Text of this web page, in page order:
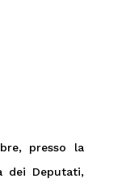
presso la
dei Deputati,